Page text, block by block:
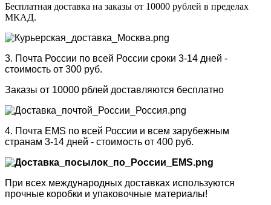
Бесплатная доставка на заказы от 10000 рублей в пределах
МКАД.
3. Почта России по всей России сроки 3-14 дней -
стоимость от 300 руб.
Заказы от 10000 рблей доставляются бесплатно
4. Почта EMS по всей России и всем зарубежным
странам 3-14 дней - стоимость от 400 руб.
При всех международных доставках используются
прочные коробки и упаковочные материалы!